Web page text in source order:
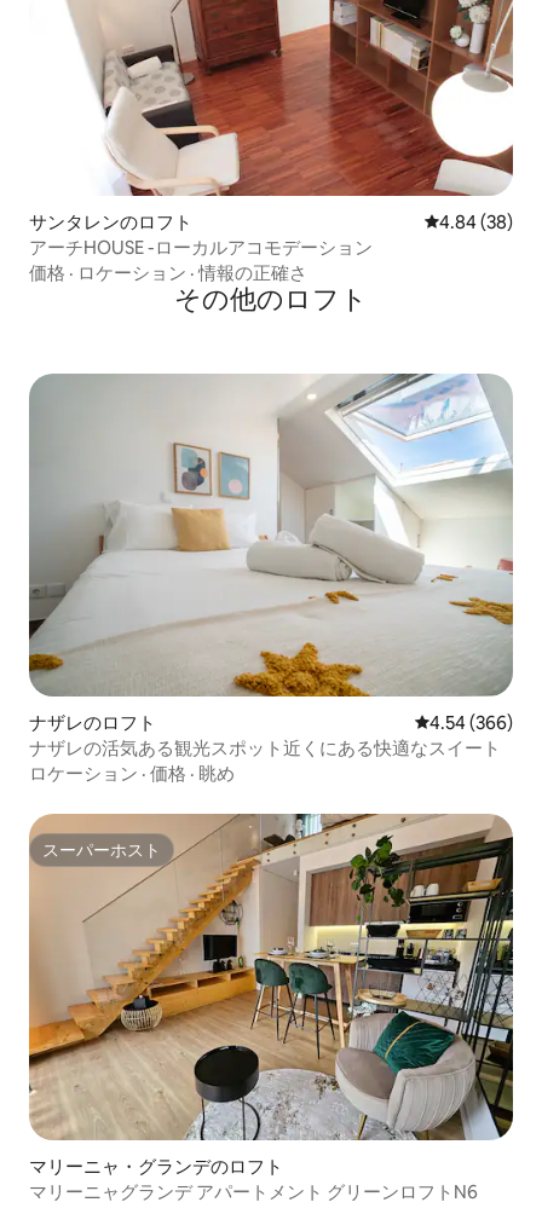
サンタレンのロフト レビュー38
4.84 (38)
アーチHOUSE -ローカルアコモデーション
価格 · ロケーション ·情報の正確さ
その他のロフト
ナザレのロフト レビュー366
4.54 (366)
ナザレの活気ある観光スポット近くにある快適なスイート
ロケーション · 価格 · 眺め
スーパーホスト
スーパーホスト
マリーニャ・グランデのロフト
マリーニャグランデ アパートメント グリーンロフトN6